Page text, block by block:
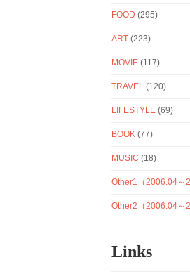
FOOD (295)
ART (223)
MOVIE (117)
TRAVEL (120)
LIFESTYLE (69)
BOOK (77)
MUSIC (18)
Other1（2006.04～
Other2（2006.04～
Links